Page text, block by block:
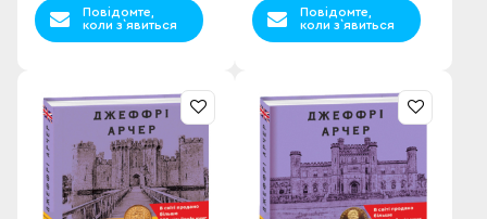
Повідомте,
коли з`явиться
Повідомте,
коли з`явиться